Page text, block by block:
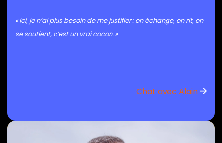
« Ici, je n’ai plus besoin de me justifier : on échange, on rit, on
se soutient, c’est un vrai cocon. »
Chat avec Alain